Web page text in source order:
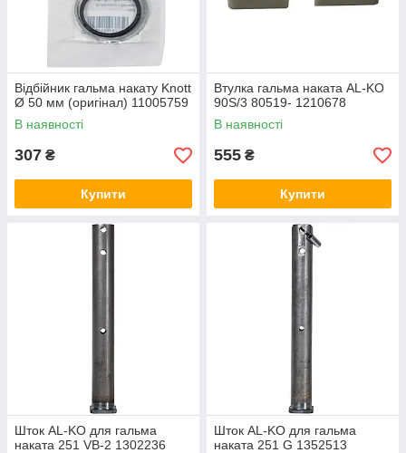
Відбійник гальма накату Knott
Ø 50 мм (оригінал) 11005759
В наявності
307 ₴
Купити
Втулка гальма наката AL-KO
90S/3 80519- 1210678
В наявності
555 ₴
Купити
Шток AL-KO для гальма
наката 251 VB-2 1302236
Шток AL-KO для гальма
наката 251 G 1352513